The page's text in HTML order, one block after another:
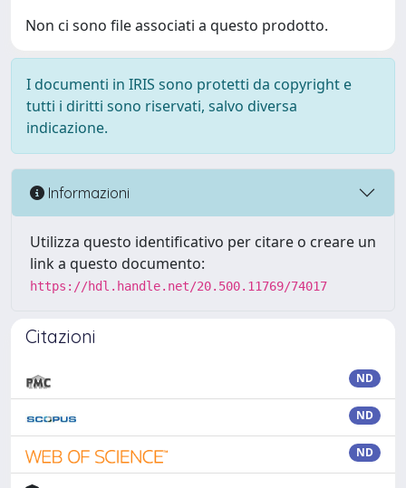
Non ci sono file associati a questo prodotto.
I documenti in IRIS sono protetti da copyright e
tutti i diritti sono riservati, salvo diversa
indicazione.
Informazioni
Utilizza questo identificativo per citare o creare un
link a questo documento:
https://hdl.handle.net/20.500.11769/74017
Citazioni
ND
ND
ND